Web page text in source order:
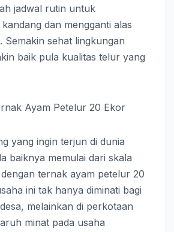
jadwal rutin untuk
dan mengganti alas
Semakin sehat lingkungan
baik pula kualitas telur yang
Ayam Petelur 20 Ekor
yang ingin terjun di dunia
baiknya memulai dari skala
ternak ayam petelur 20
ini tak hanya diminati bagi
melainkan di perkotaan
minat pada usaha